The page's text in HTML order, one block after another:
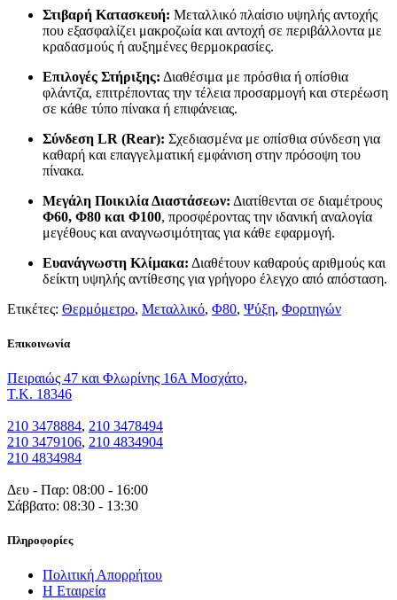
Στιβαρή Κατασκευή: Μεταλλικό πλαίσιο υψηλής αντοχής
που εξασφαλίζει μακροζωία και αντοχή σε περιβάλλοντα με
κραδασμούς ή αυξημένες θερμοκρασίες.
Επιλογές Στήριξης: Διαθέσιμα με πρόσθια ή οπίσθια
φλάντζα, επιτρέποντας την τέλεια προσαρμογή και στερέωση
σε κάθε τύπο πίνακα ή επιφάνειας.
Σύνδεση LR (Rear): Σχεδιασμένα με οπίσθια σύνδεση για
καθαρή και επαγγελματική εμφάνιση στην πρόσοψη του
πίνακα.
Μεγάλη Ποικιλία Διαστάσεων: Διατίθενται σε διαμέτρους
Φ60, Φ80 και Φ100, προσφέροντας την ιδανική αναλογία
μεγέθους και αναγνωσιμότητας για κάθε εφαρμογή.
Ευανάγνωστη Κλίμακα: Διαθέτουν καθαρούς αριθμούς και
δείκτη υψηλής αντίθεσης για γρήγορο έλεγχο από απόσταση.
Ετικέτες: Θερμόμετρο, Μεταλλικό, Φ80, Ψύξη, Φορτηγών
Eπικοινωνία
Πειραιώς 47 και Φλωρίνης 16Α Μοσχάτο,
T.K. 18346
210 3478884, 210 3478494
210 3479106, 210 4834904
210 4834984
Δευ - Παρ: 08:00 - 16:00
Σάββατο: 08:30 - 13:30
Πληροφορίες
Πολιτική Απορρήτου
Η Εταιρεία